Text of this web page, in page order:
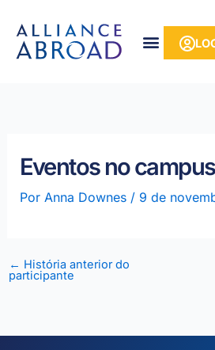
conteúdo
para
Eventos no campus
Por Anna Downes / 9 de
← História anterior do
participante